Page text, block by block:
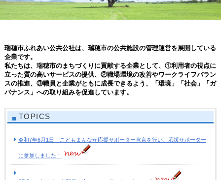
瑞穂市ふれあい公共公社は、瑞穂市の公共施設の管理運営を展開している
企業です。
私たちは、瑞穂市のまちづくりに貢献する企業として、①利用者の視点に
立った質の高いサービスの提供、②職場環境の改善やワークライフバラン
スの推進、③職員と企業がともに成長できるよう、「環境」「社会」「ガ
バナンス」への取り組みを促進しています。
TOPICS
令和7年6月1日 こどもまんなか応援サポーター宣言を行い、応援サポーター
に参加しました！